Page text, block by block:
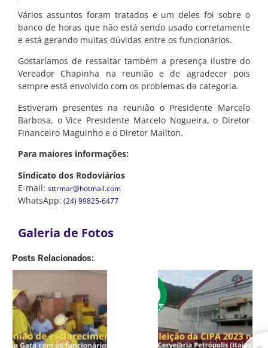
Vários assuntos foram tratados e um deles foi sobre o
banco de horas que não está sendo usado corretamente
e está gerando muitas dúvidas entre os funcionários.
Gostaríamos de ressaltar também a presença ilustre do
Vereador Chapinha na reunião e de agradecer pois
sempre está envolvido com os problemas da categoria.
Estiveram presentes na reunião o Presidente Marcelo
Barbosa, o Vice Presidente Marcelo Nogueira, o Diretor
Financeiro Maguinho e o Diretor Mailton.
Para maiores informações:
Sindicato dos Rodoviários
E-mail: sttrmar@hotmail.com
WhatsApp: (24) 99825-6477
Galeria de Fotos
Posts Relacionados: